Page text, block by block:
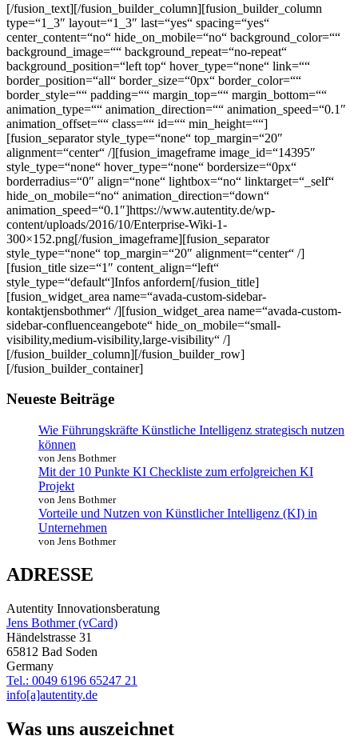
[/fusion_text][/fusion_builder_column][fusion_builder_column
type=“1_3″ layout=“1_3″ last=“yes“ spacing=“yes“
center_content=“no“ hide_on_mobile=“no“ background_color=““
background_image=““ background_repeat=“no-repeat“
background_position=“left top“ hover_type=“none“ link=““
border_position=“all“ border_size=“0px“ border_color=““
border_style=““ padding=““ margin_top=““ margin_bottom=““
animation_type=““ animation_direction=““ animation_speed=“0.1″
animation_offset=““ class=““ id=““ min_height=““]
[fusion_separator style_type=“none“ top_margin=“20″
alignment=“center“ /][fusion_imageframe image_id=“14395″
style_type=“none“ hover_type=“none“ bordersize=“0px“
borderradius=“0″ align=“none“ lightbox=“no“ linktarget=“_self“
hide_on_mobile=“no“ animation_direction=“down“
animation_speed=“0.1″]https://www.autentity.de/wp-
content/uploads/2016/10/Enterprise-Wiki-1-
300×152.png[/fusion_imageframe][fusion_separator
style_type=“none“ top_margin=“20″ alignment=“center“ /]
[fusion_title size=“1″ content_align=“left“
style_type=“default“]Infos anfordern[/fusion_title]
[fusion_widget_area name=“avada-custom-sidebar-
kontaktjensbothmer“ /][fusion_widget_area name=“avada-custom-
sidebar-confluenceangebote“ hide_on_mobile=“small-
visibility,medium-visibility,large-visibility“ /]
[/fusion_builder_column][/fusion_builder_row]
[/fusion_builder_container]
Neueste Beiträge
Wie Führungskräfte Künstliche Intelligenz strategisch nutzen
können
von Jens Bothmer
Mit der 10 Punkte KI Checkliste zum erfolgreichen KI
Projekt
von Jens Bothmer
Vorteile und Nutzen von Künstlicher Intelligenz (KI) in
Unternehmen
von Jens Bothmer
ADRESSE
Autentity Innovationsberatung
Jens Bothmer (vCard)
Händelstrasse 31
65812 Bad Soden
Germany
Tel.: 0049 6196 65247 21
info[a]autentity.de
Was uns auszeichnet